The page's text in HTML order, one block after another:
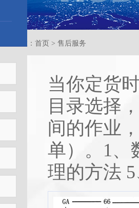
当前位置：首页 > 售后服务
当你定货
目录选择
间的作业
单）。1、
理的方法